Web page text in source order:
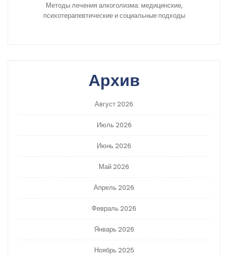
Методы лечения алкоголизма: медицинские,
психотерапевтические и социальные подходы
Архив
Август 2026
Июль 2026
Июнь 2026
Май 2026
Апрель 2026
Февраль 2026
Январь 2026
Ноябрь 2025